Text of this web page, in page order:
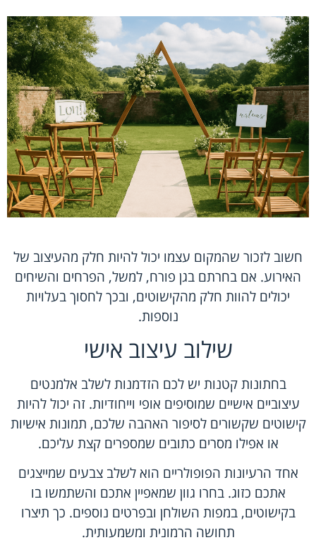
חשוב לזכור שהמקום עצמו יכול להיות חלק מהעיצוב של
האירוע. אם בחרתם בגן פורח, למשל, הפרחים והשיחים
יכולים להוות חלק מהקישוטים, ובכך לחסוך בעלויות
נוספות.
שילוב עיצוב אישי
בחתונות קטנות יש לכם הזדמנות לשלב אלמנטים
עיצוביים אישיים שמוסיפים אופי וייחודיות. זה יכול להיות
קישוטים שקשורים לסיפור האהבה שלכם, תמונות אישיות
או אפילו מסרים כתובים שמספרים קצת עליכם.
אחד הרעיונות הפופולריים הוא לשלב צבעים שמייצגים
אתכם כזוג. בחרו גוון שמאפיין אתכם והשתמשו בו
בקישוטים, במפות השולחן ובפרטים נוספים. כך תיצרו
תחושה הרמונית ומשמעותית.